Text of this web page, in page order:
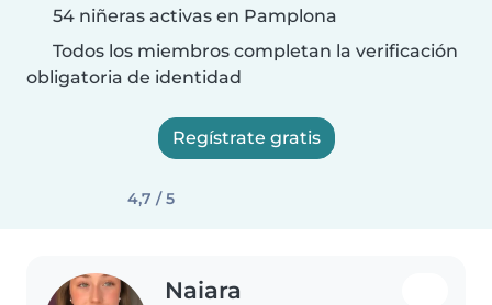
54 niñeras activas en Pamplona
Todos los miembros completan la verificación
obligatoria de identidad
Regístrate gratis
4,7 / 5
Naiara